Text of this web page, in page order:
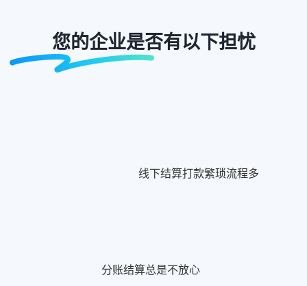
您的企业是否有以下担忧
线下结算打款繁琐流程多
分账结算总是不放心